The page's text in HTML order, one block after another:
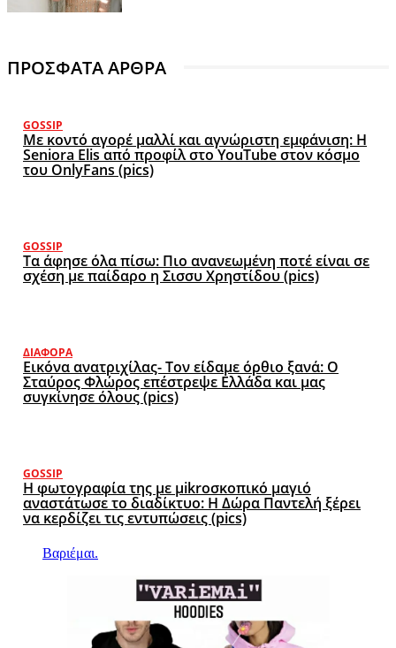
ΠΡΟΣΦΑΤΑ ΑΡΘΡΑ
GOSSIP
Με κοντό αγορέ μαλλί και αγνώριστη εμφάνιση: Η
Seniora Elis από προφίλ στο YouTube στον κόσμο
του OnlyFans (pics)
GOSSIP
Τα άφησε όλα πίσω: Πιο ανανεωμένη ποτέ είναι σε
σχέση με παίδαρο η Σισσυ Χρηστίδου (pics)
ΔΙΆΦΟΡΑ
Εικόνα ανατριχίλας- Τον είδαμε όρθιο ξανά: Ο
Σταύρος Φλώρος επέστρεψε Ελλάδα και μας
συγκίνησε όλους (pics)
GOSSIP
Η φωτογραφία της με μikroσκοπικό μαγιό
αναστάτωσε το διαδίκτυο: Η Δώρα Παντελή ξέρει
να κερδίζει τις εντυπώσεις (pics)
Βαριέμαι.